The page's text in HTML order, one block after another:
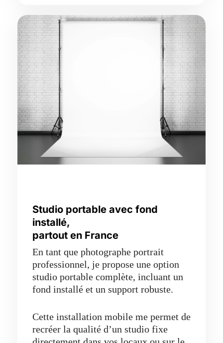
Studio portable avec fond
installé,
partout en France
En tant que photographe portrait
professionnel, je propose une option
studio portable complète, incluant un
fond installé et un support robuste.
Cette installation mobile me permet de
recréer la qualité d’un studio fixe